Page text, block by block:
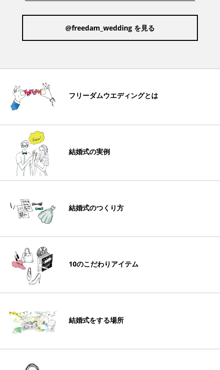
@freedam_wedding を見る
フリーダムウエディングとは
結婚式の実例
結婚式のつくり方
10のこだわりアイテム
結婚式をする場所